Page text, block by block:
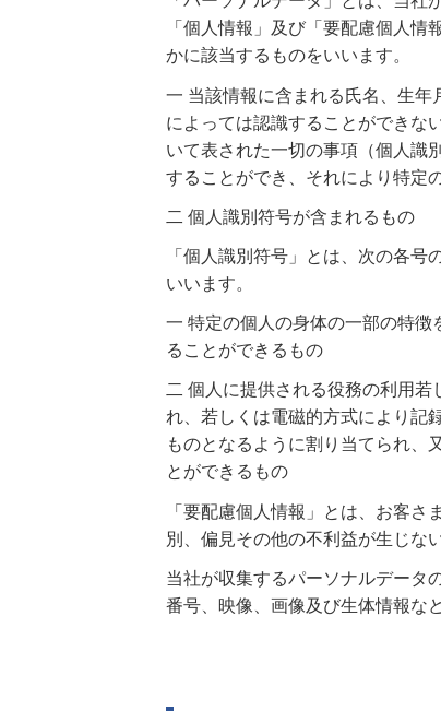
「個人情報」及び「要配慮個人
かに該当するものをいいます。
一 当該情報に含まれる氏名、生
によっては認識することができな
いて表された一切の事項（個人識
することができ、それにより特定
二 個人識別符号が含まれるもの
「個人識別符号」とは、次の各
いいます。
一 特定の個人の身体の一部の特
ることができるもの
二 個人に提供される役務の利用
れ、若しくは電磁的方式により記
ものとなるように割り当てられ、
とができるもの
「要配慮個人情報」とは、お客
別、偏見その他の不利益が生じな
当社が収集するパーソナルデータ
番号、映像、画像及び生体情報な